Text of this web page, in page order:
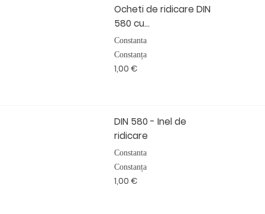
Ocheti de ridicare DIN
580 cu...
Constanta
Constanța
1,00 €
DIN 580 - Inel de
ridicare
Constanta
Constanța
1,00 €